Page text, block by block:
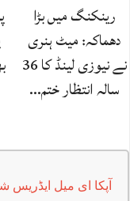
رینکنگ میں بڑا
دھماکہ: میٹ ہنری
نے نیوزی لینڈ کا 36
سالہ انتظار ختم…
آپکا ای میل ایڈریس